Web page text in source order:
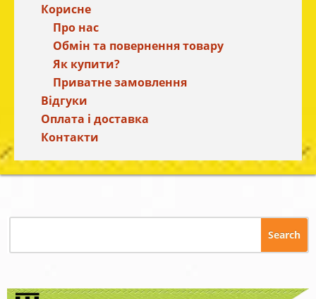
Корисне
Про нас
Обмін та повернення товару
Як купити?
Приватне замовлення
Відгуки
Оплата і доставка
Контакти